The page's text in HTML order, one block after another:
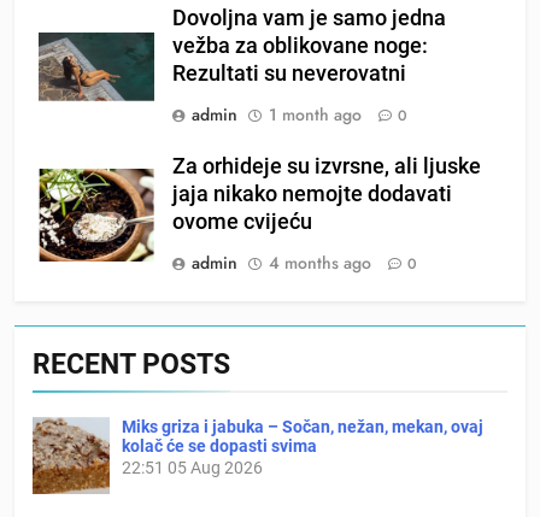
Dovoljna vam je samo jedna
vežba za oblikovane noge:
Rezultati su neverovatni
admin
1 month ago 0
Za orhideje su izvrsne, ali ljuske
jaja nikako nemojte dodavati
ovome cvijeću
admin
4 months ago 0
RECENT POSTS
Miks griza i jabuka – Sočan, nežan, mekan, ovaj
kolač će se dopasti svima
22:51 05 Aug 2026